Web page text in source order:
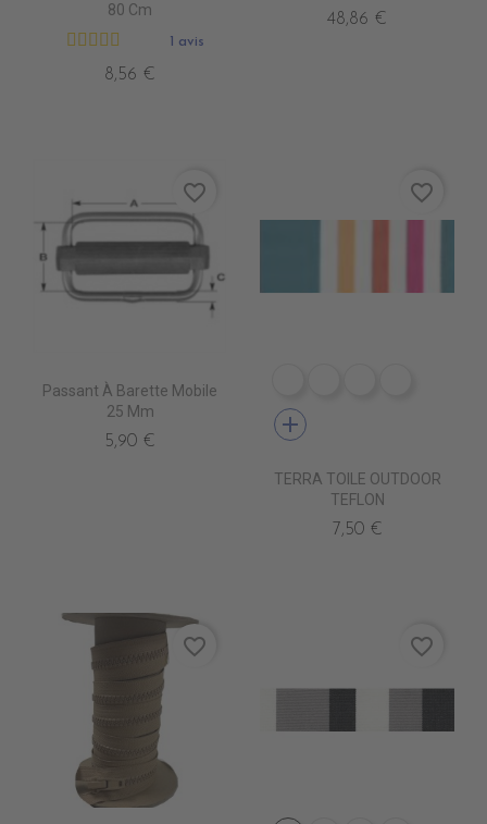
80 Cm
1 avis
8,56 €
48,86 €
Passant À Barette Mobile
25 Mm
5,90 €
favorite_border
add
TERRA TOILE OUTDOOR
TEFLON
7,50 €
favorite_border
favorite_border favorite_border